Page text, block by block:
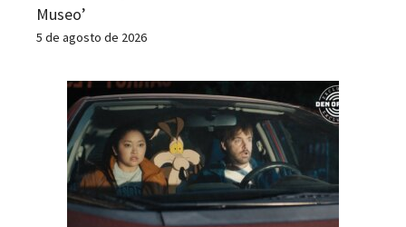
Museo’
5 de agosto de 2026